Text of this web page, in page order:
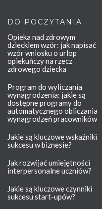
DO POCZYTANIA
Opieka nad zdrowym
dzieckiem wzór: jak napisać
wzór wniosku o urlop
opiekuńczy na rzecz
zdrowego dziecka
Program do wyliczania
wynagrodzenia: jakie są
dostępne programy do
automatycznego obliczania
wynagrodzeń pracowników
Jakie są kluczowe wskaźniki
sukcesu w biznesie?
Jak rozwijać umiejętności
interpersonalne uczniów?
Jakie są kluczowe czynniki
sukcesu start-upów?